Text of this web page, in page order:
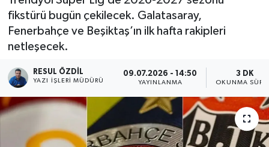
fikstürü bugün çekilecek. Galatasaray,
Fenerbahçe ve Beşiktaş’ın ilk hafta rakipleri
netleşecek.
RESUL ÖZDIL
YAZI İŞLERI MÜDÜRÜ
09.07.2026 - 14:50
YAYINLANMA
3 DK
OKUNMA